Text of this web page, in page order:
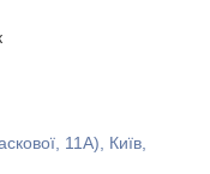
11А), Київ,